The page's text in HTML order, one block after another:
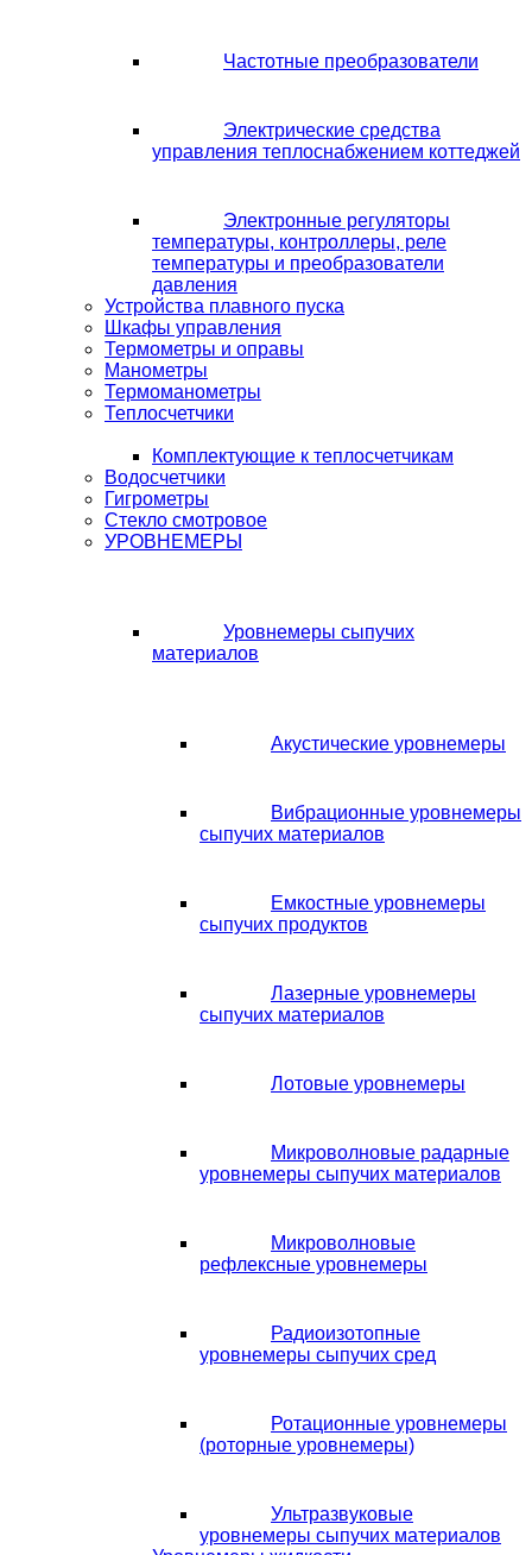
Частотные преобразователи
Электрические средства
управления теплоснабжением коттеджей
Электронные регуляторы
температуры, контроллеры, реле
температуры и преобразователи
давления
Устройства плавного пуска
Шкафы управления
Термометры и оправы
Манометры
Термоманометры
Теплосчетчики
Комплектующие к теплосчетчикам
Водосчетчики
Гигрометры
Стекло смотровое
УРОВНЕМЕРЫ
Уровнемеры сыпучих
материалов
Акустические уровнемеры
Вибрационные уровнемеры
сыпучих материалов
Емкостные уровнемеры
сыпучих продуктов
Лазерные уровнемеры
сыпучих материалов
Лотовые уровнемеры
Микроволновые радарные
уровнемеры сыпучих материалов
Микроволновые
рефлексные уровнемеры
Радиоизотопные
уровнемеры сыпучих сред
Ротационные уровнемеры
(роторные уровнемеры)
Ультразвуковые
уровнемеры сыпучих материалов